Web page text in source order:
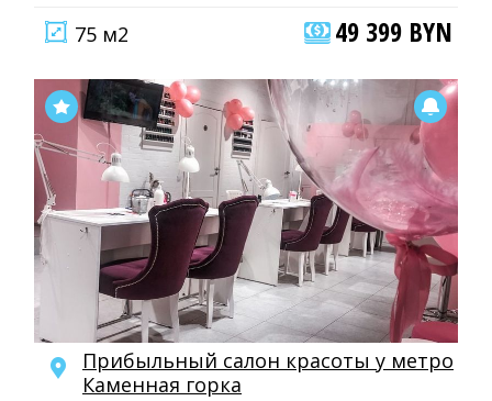
75 м2
49 399 BYN
Прибыльный салон красоты у метро
Каменная горка